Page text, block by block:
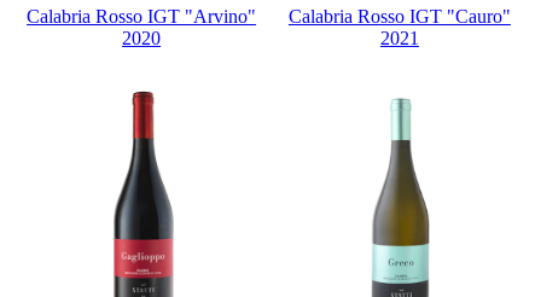
Calabria Rosso IGT "Arvino"
2020
Calabria Rosso IGT "Cauro"
2021